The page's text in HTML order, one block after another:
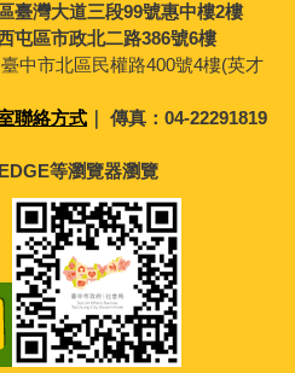
臺灣大道三段99號惠中樓2樓
屯區市政北二路386號6樓
中市北區民權路400號4樓(英才
聯絡方式｜ 傳真：04-22291819
等瀏覽器瀏覽